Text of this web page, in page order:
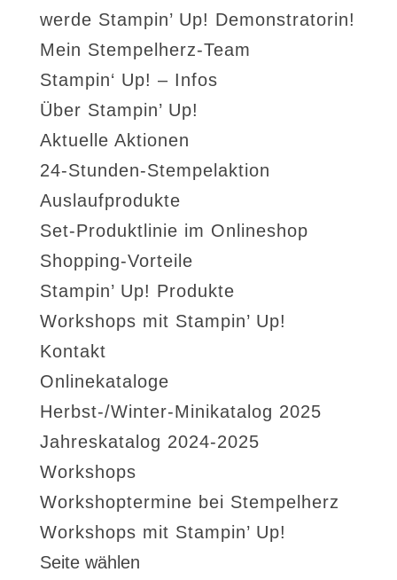
werde Stampin’ Up! Demonstratorin!
Mein Stempelherz-Team
Stampin‘ Up! – Infos
Über Stampin’ Up!
Aktuelle Aktionen
24-Stunden-Stempelaktion
Auslaufprodukte
Set-Produktlinie im Onlineshop
Shopping-Vorteile
Stampin’ Up! Produkte
Workshops mit Stampin’ Up!
Kontakt
Onlinekataloge
Herbst-/Winter-Minikatalog 2025
Jahreskatalog 2024-2025
Workshops
Workshoptermine bei Stempelherz
Workshops mit Stampin’ Up!
Seite wählen